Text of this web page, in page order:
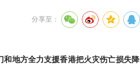
分享至：
地方全力支援香港把火灾伤亡损失降